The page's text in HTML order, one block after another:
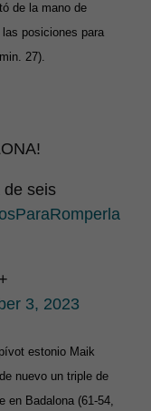
de la mano de
posiciones para
27).
de seis
3, 2023
estonio Maik
nuevo un triple de
en Badalona (61-54,